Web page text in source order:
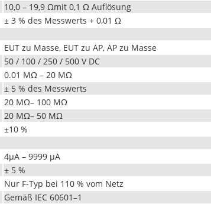
10,0 – 19,9 Ωmit 0,1 Ω Auflösung
± 3 % des Mess­werts + 0,01 Ω
EUT zu Masse, EUT zu AP, AP zu Masse
50 / 100 / 250 / 500 V DC
0.01 MΩ – 20 MΩ
± 5 % des Messwerts
20 MΩ– 100 MΩ
20 MΩ– 50 MΩ
±10 %
4μA – 9999 μA
± 5 %
Nur F‑Typ bei 110 % vom Netz
Gemäß IEC 60601–1